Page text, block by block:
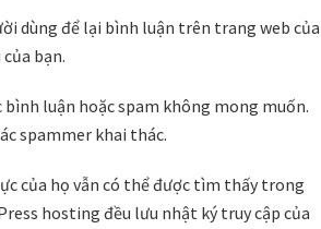
dùng để lại bình luận trên trang web của
bạn.
luận hoặc spam không mong muốn.
spammer khai thác.
của họ vẫn có thể được tìm thấy trong
hosting đều lưu nhật ký truy cập của